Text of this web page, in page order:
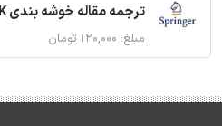
ترجمه مقاله خوشه بندی K میانگین داده های بزرگ بهینه شده با استفاده از MapReduce
مبلغ: ۱۲۰,۰۰۰ تومان